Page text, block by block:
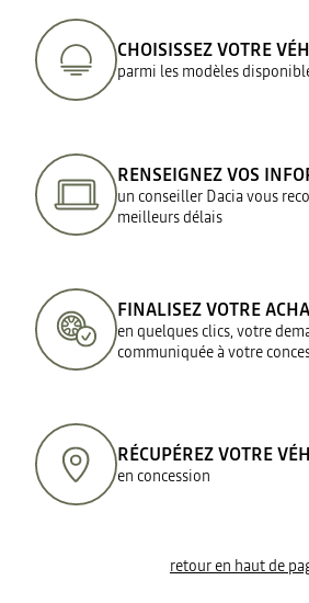
CHOISISSEZ VOTRE
parmi les modèles
RENSEIGNEZ VOS
un conseiller Dacia vous
meilleurs délais
FINALISEZ VOTRE
en quelques clics, votre
communiquée à votre
RÉCUPÉREZ VOTRE
en concession
retour en haut de